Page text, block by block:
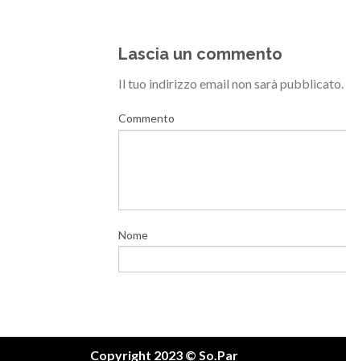
Lascia un commento
Il tuo indirizzo email non sarà pubblicato.
Commento
Nome
Copyright 2023 © So.Par